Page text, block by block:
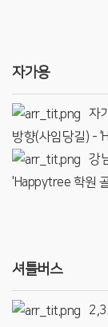
자가용
자
방향(사임당길) -
강
'Happytree 학원
셔틀버스
2,3